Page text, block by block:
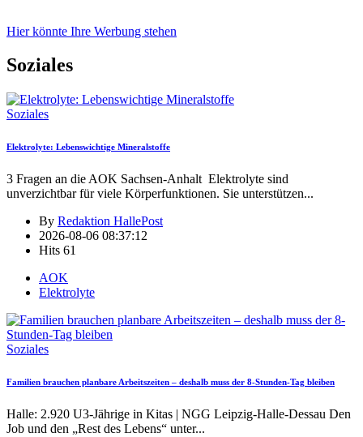
Hier könnte Ihre Werbung stehen
Soziales
Soziales
Elektrolyte: Lebenswichtige Mineralstoffe
3 Fragen an die AOK Sachsen-Anhalt Elektrolyte sind
unverzichtbar für viele Körperfunktionen. Sie unterstützen...
By Redaktion HallePost
2026-08-06 08:37:12
Hits 61
AOK
Elektrolyte
Soziales
Familien brauchen planbare Arbeitszeiten – deshalb muss der 8-Stunden-Tag bleiben
Halle: 2.920 U3-Jährige in Kitas | NGG Leipzig-Halle-Dessau Den
Job und den „Rest des Lebens“ unter...